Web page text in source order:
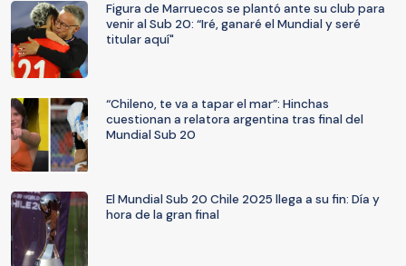
Figura de Marruecos se plantó ante su club para
venir al Sub 20: “Iré, ganaré el Mundial y seré
titular aquí"
“Chileno, te va a tapar el mar”: Hinchas
cuestionan a relatora argentina tras final del
Mundial Sub 20
El Mundial Sub 20 Chile 2025 llega a su fin: Día y
hora de la gran final